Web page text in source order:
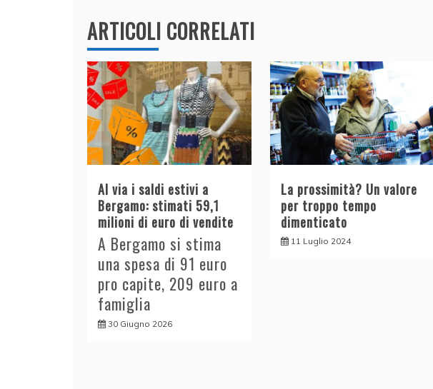
k
ARTICOLI CORRELATI
Al via i saldi estivi a
Bergamo: stimati 59,1
milioni di euro di vendite
A Bergamo si stima
una spesa di 91 euro
pro capite, 209 euro a
famiglia
30 Giugno 2026
La prossimità? Un valore
per troppo tempo
dimenticato
11 Luglio 2024